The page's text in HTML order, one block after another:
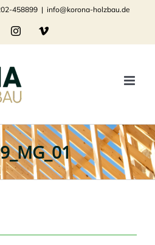
458899 | info@korona-holzbau.de
InstagramVimeo